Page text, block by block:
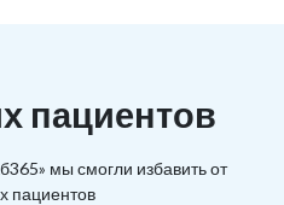
пациентов
мы смогли избавить от
пациентов